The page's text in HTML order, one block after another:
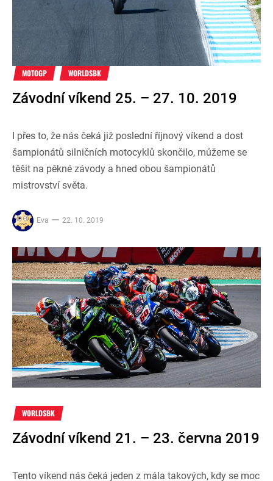
MOTOGP WORLDSBK
Závodní víkend 25. – 27. 10. 2019
I přes to, že nás čeká již poslední říjnový víkend a dost
šampionátů silničních motocyklů skončilo, můžeme se
těšit na pěkné závody a hned obou šampionátů
mistrovství světa.
Eva 22. 10. 2019
WORLDSBK
Závodní víkend 21. – 23. června 2019
Tento víkend nás čeká jeden z mála takových, kdy se moc